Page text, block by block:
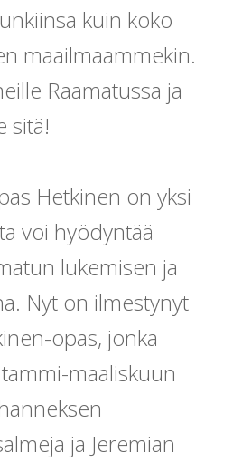
kuin koko
maailmaammekin.
Raamatussa ja
sitä!
Hetkinen on yksi
voi hyödyntää
lukemisen ja
Nyt on ilmestynyt
opas, jonka
maaliskuun
ja Jeremian